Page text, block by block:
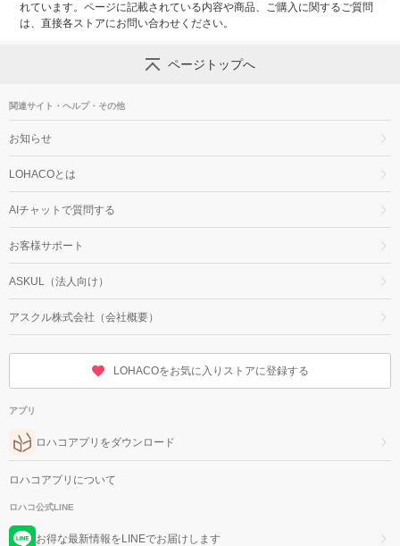
れています。ページに記載されている内容や商品、ご購入に関するご質問
は、直接各ストアにお問い合わせください。
ページトップへ
関連サイト・ヘルプ・その他
お知らせ
LOHACOとは
AIチャットで質問する
お客様サポート
ASKUL（法人向け）
アスクル株式会社（会社概要）
LOHACOをお気に入りストアに登録する
アプリ
ロハコアプリをダウンロード
ロハコアプリについて
ロハコ公式LINE
お得な最新情報をLINEでお届けします